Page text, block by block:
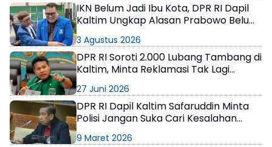
IKN Belum Jadi Ibu Kota, DPR RI Dapil
Kaltim Ungkap Alasan Prabowo Belum
3 Agustus 2026
DPR RI Soroti 2.000 Lubang Tambang di
Kaltim, Minta Reklamasi Tak Lagi
27 Juni 2026
DPR RI Dapil Kaltim Safaruddin Minta
Polisi Jangan Suka Cari Kesalahan
9 Maret 2026